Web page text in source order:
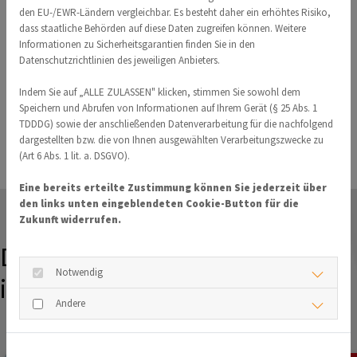
dem zweiten Platz ein sehr erfolgreiches Comeback.
Foto: H. Kerschsieper
Das könnte Sie auch
interessieren
den EU-/EWR-Ländern vergleichbar. Es besteht daher ein erhöhtes Risiko,
dass staatliche Behörden auf diese Daten zugreifen können. Weitere
Informationen zu Sicherheitsgarantien finden Sie in den
Datenschutzrichtlinien des jeweiligen Anbieters.
Indem Sie auf „ALLE ZULASSEN" klicken, stimmen Sie sowohl dem
Speichern und Abrufen von Informationen auf Ihrem Gerät (§ 25 Abs. 1
TDDDG) sowie der anschließenden Datenverarbeitung für die nachfolgend
dargestellten bzw. die von Ihnen ausgewählten Verarbeitungszwecke zu
(Art 6 Abs. 1 lit. a. DSGVO).
Eine bereits erteilte Zustimmung können Sie jederzeit über
den links unten eingeblendeten Cookie-Button für die
Zukunft widerrufen.
Notwendig
Andere